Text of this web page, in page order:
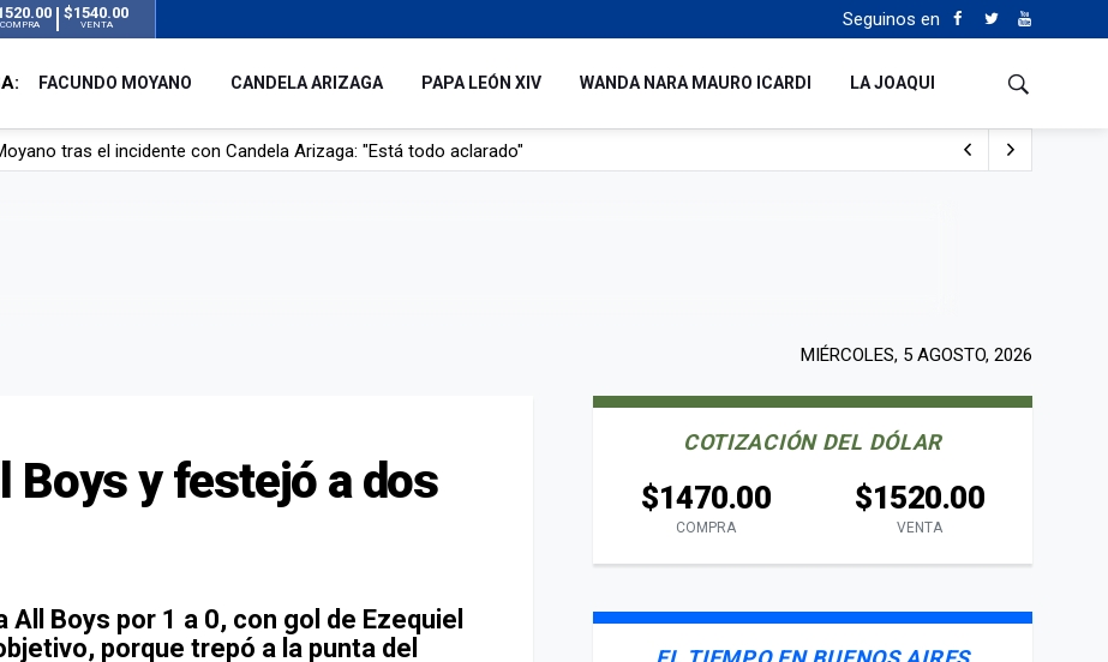
COMPRA
$1540.00
VENTA Seguinos en
FACUNDO MOYANO CANDELA ARIZAGA PAPA LEÓN XIV WANDA NARA MAURO ICARDI LA JOAQUI
no enviará a su embajador a Buenos Aires tras el conflicto de Javier Milei y Lula da Silva
MIÉRCOLES, 5 AGOSTO, 2026
Boys y festejó a dos
All Boys por 1 a 0, con gol de Ezequiel
porque trepó a la punta del
COTIZACIÓN DEL DÓLAR
$1470.00
COMPRA
$1520.00
VENTA